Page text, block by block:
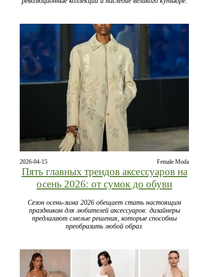
2026-04-15 Female Moda
Пять главных трендов аксессуаров на
осень 2026: от сумок до обуви
Сезон осень-зима 2026 обещает стать настоящим
праздником для любителей аксессуаров: дизайнеры
предлагают смелые решения, которые способны
преобразить любой образ.